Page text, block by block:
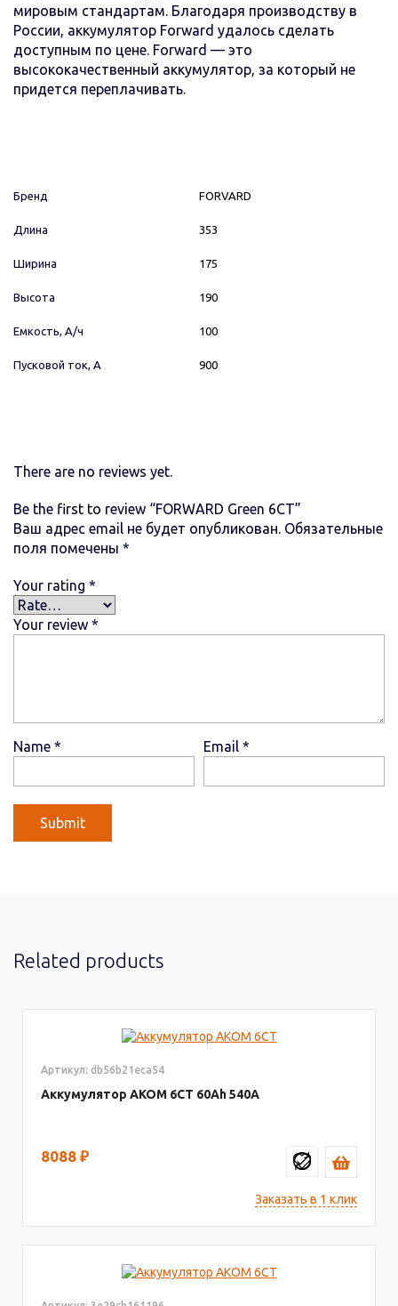
мировым стандартам. Благодаря производству в
России, аккумулятор Forward удалось сделать
доступным по цене. Forward — это
высококачественный аккумулятор, за который не
придется переплачивать.
Бренд FORVARD
Длина 353
Ширина 175
Высота 190
Емкость, А/ч 100
Пусковой ток, А 900
There are no reviews yet.
Be the first to review “FORWARD Green 6СТ”
Ваш адрес email не будет опубликован. Обязательные
поля помечены *
Your rating *
Your review *
Name * Email *
Related products
Артикул: db56b21eca54
Аккумулятор AКОМ 6СТ 60 540
8088 ₽
Заказать в 1 клик